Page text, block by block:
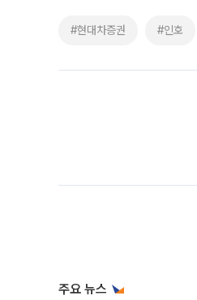
#현대차증권 #인호
주요 뉴스